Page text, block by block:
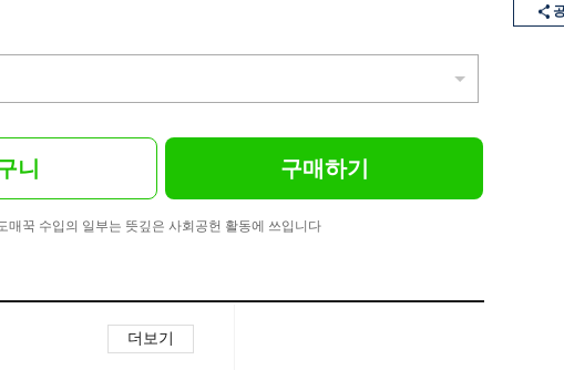
니 구매하기
매꾹 수입의 일부는 뜻깊은 사회공헌 활동에 쓰입니다
더보기